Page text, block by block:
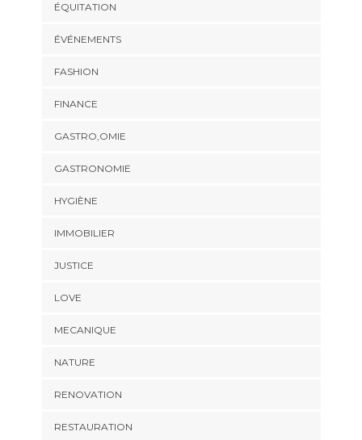
ÉQUITATION
ÉVÉNEMENTS
FASHION
FINANCE
GASTRO,OMIE
GASTRONOMIE
HYGIÈNE
IMMOBILIER
JUSTICE
LOVE
MECANIQUE
NATURE
RENOVATION
RESTAURATION